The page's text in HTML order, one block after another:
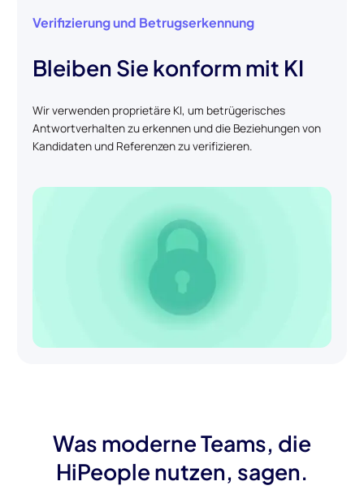
Verifizierung und Betrugserkennung
Bleiben Sie konform mit KI
Wir verwenden proprietäre KI, um betrügerisches
Antwortverhalten zu erkennen und die Beziehungen von
Kandidaten und Referenzen zu verifizieren.
Was moderne Teams, die
HiPeople nutzen, sagen.